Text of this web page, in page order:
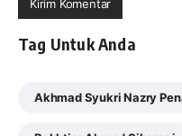
Tag Untuk Anda
Akhmad Syukri Nazry